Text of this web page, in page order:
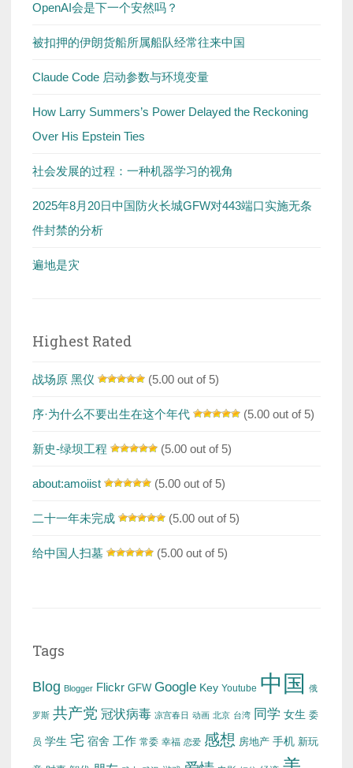
OpenAI会是下一个安然吗？
被扣押的伊朗货船所属船队经常往来中国
Claude Code 启动参数与环境变量
How Larry Summers’s Power Delayed the Reckoning
Over His Epstein Ties
社会发展的过程：一种机器学习的视角
2025年8月20日中国防火长城GFW对443端口实施无条
件封禁的分析
遍地是灾
Highest Rated
战场原 黑仪 (5.00 out of 5)
序·为什么不要出生在这个年代 (5.00 out of 5)
新史-绿坝工程 (5.00 out of 5)
about:amoiist (5.00 out of 5)
二十一年未完成 (5.00 out of 5)
给中国人扫墓 (5.00 out of 5)
Tags
Blog Blogger Flickr GFW Google Key Youtube 中国 俄
罗斯 共产党 冠状病毒 凉宫春日 动画 北京 台湾 同学 女生 委
员 学生 宅 宿舍 工作 常委 幸福 恋爱 感想 房地产 手机 新玩